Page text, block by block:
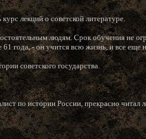
лекций о советской литературе.
людям. Срок обучения не
61 года, - он учится всю жизнь, и все еще
советского государства.
по истории России, прекрасно читал